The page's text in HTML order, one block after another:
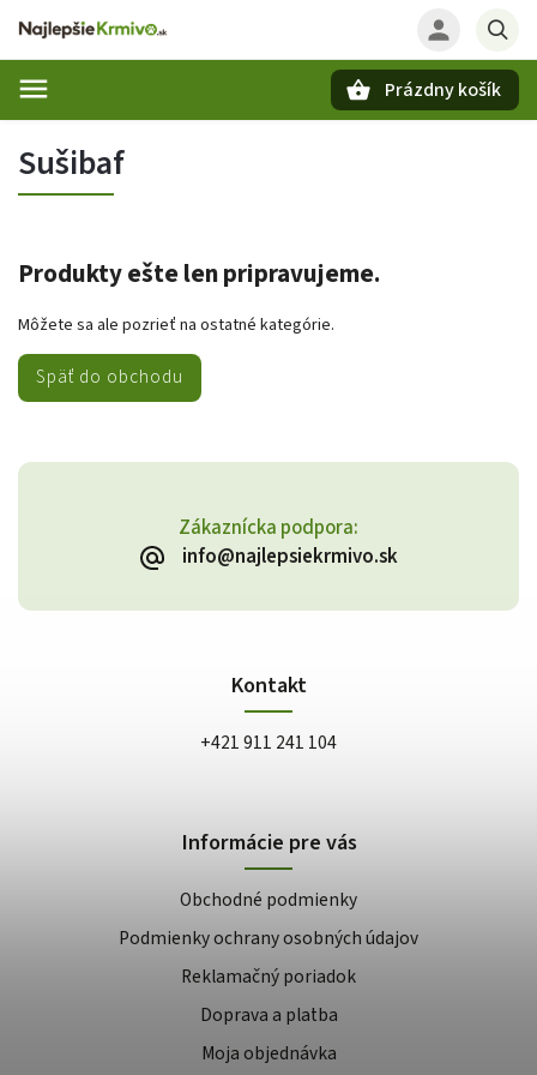
Prázdny košík
Sušibaf
Produkty ešte len pripravujeme.
Môžete sa ale pozrieť na ostatné kategórie.
Späť do obchodu
Zákaznícka podpora:
info@najlepsiekrmivo.sk
Kontakt
+421 911 241 104
Informácie pre vás
Obchodné podmienky
Podmienky ochrany osobných údajov
Reklamačný poriadok
Doprava a platba
Moja objednávka